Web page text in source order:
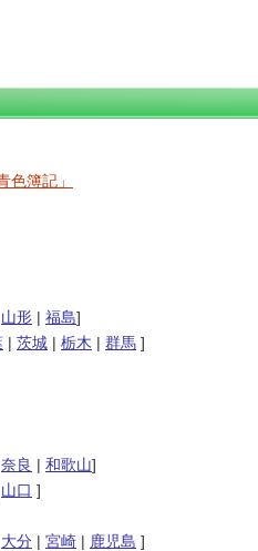
色簿記」
山形 | 福島]
| 茨城 | 栃木 | 群馬 ]
奈良 | 和歌山]
山口 ]
大分 | 宮崎 | 鹿児島 ]